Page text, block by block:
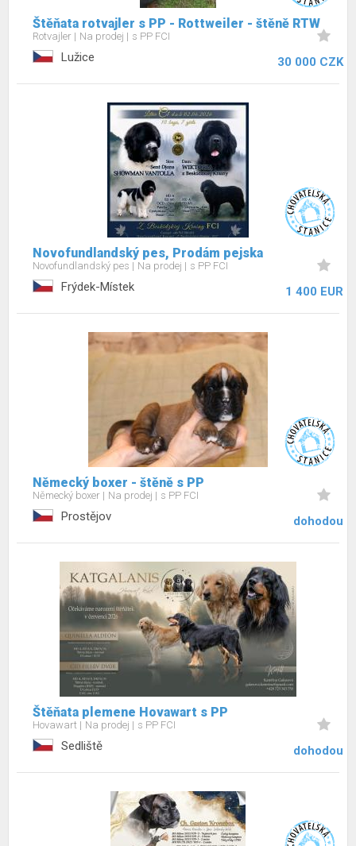
Štěňata rotvajler s PP - Rottweiler - štěně RTW
Rotvajler Na prodej s PP FCI
Lužice 30 000 CZK
Novofundlandský pes, Prodám pejska
Novofundlandský pes Na prodej s PP FCI
Frýdek-Místek 1 400 EUR
Německý boxer - štěně s PP
Německý boxer Na prodej s PP FCI
Prostějov dohodou
Štěňata plemene Hovawart s PP
Hovawart Na prodej s PP FCI
Sedliště dohodou